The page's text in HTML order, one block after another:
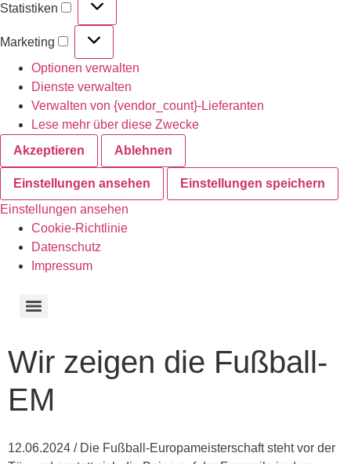
Statistiken
Marketing
Optionen verwalten
Dienste verwalten
Verwalten von {vendor_count}-Lieferanten
Lese mehr über diese Zwecke
Akzeptieren
Ablehnen
Einstellungen ansehen
Einstellungen speichern
Einstellungen ansehen
Cookie-Richtlinie
Datenschutz
Impressum
Wir zeigen die Fußball-
EM
12.06.2024 / Die Fußball-Europameisterschaft steht vor der